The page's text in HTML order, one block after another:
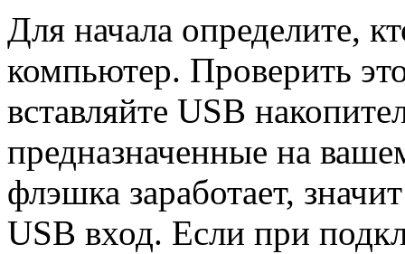
Для начала определите,
компьютер. Проверить
вставляйте USB
предназначенные на
флэшка заработает,
USB вход. Если при